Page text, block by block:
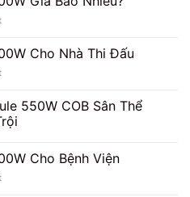
ở
Pha
Module
100W
Bao
Nhiêu?
Cho Nhà Thi Đấu
ở
Pha
Module
100W
Nhà
Đấu
550W COB Sân Thể
Cho Bệnh Viện
ở